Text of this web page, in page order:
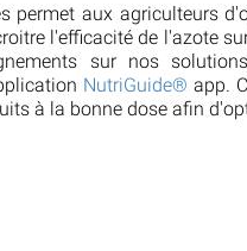
permet aux agriculteurs
l'efficacité de l'azote
sur nos
NutriGuide® app.
à la bonne dose afin